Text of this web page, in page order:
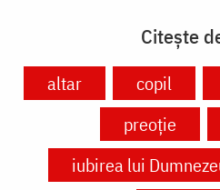
Citește
altar copil
preoție
iubirea lui